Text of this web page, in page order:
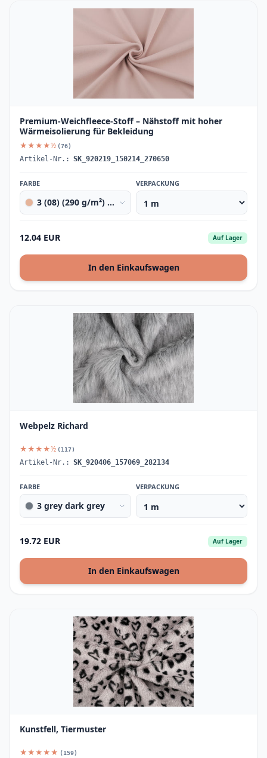
Premium-Weichfleece-Stoff – Nähstoff mit hoher
Wärmeisolierung für Bekleidung
★★★★½ (76)
Artikel-Nr.: SK_920219_150214_270650
FARBE
3 (08) (290 g/m²) powder beige
VERPACKUNG
12.04 EUR Auf Lager
In den Einkaufswagen
Webpelz Richard
★★★★½ (117)
Artikel-Nr.: SK_920406_157069_282134
FARBE
3 grey dark grey
VERPACKUNG
19.72 EUR Auf Lager
In den Einkaufswagen
Kunstfell, Tiermuster
★★★★★ (159)